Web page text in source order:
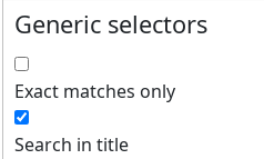
Generic selectors
Exact matches only
Search in title